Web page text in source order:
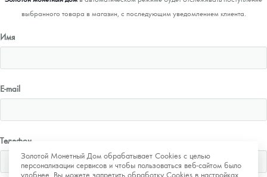
Золотой Монетный Дом обрабатывает Cookies с целью
персонализации сервисов и чтобы пользоваться веб-сайтом было
удобнее. Вы можете запретить обработку Cookies в настройках
выбранного товара в магазин, с последующим уведомлением клиента.
Имя
E-mail
Телефон